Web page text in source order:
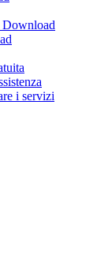
Download
i servizi